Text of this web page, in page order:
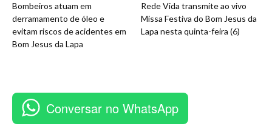
Bombeiros atuam em
derramamento de óleo e
evitam riscos de acidentes em
Bom Jesus da Lapa
Rede Vida transmite ao vivo
Missa Festiva do Bom Jesus da
Lapa nesta quinta-feira (6)
Conversar no WhatsApp